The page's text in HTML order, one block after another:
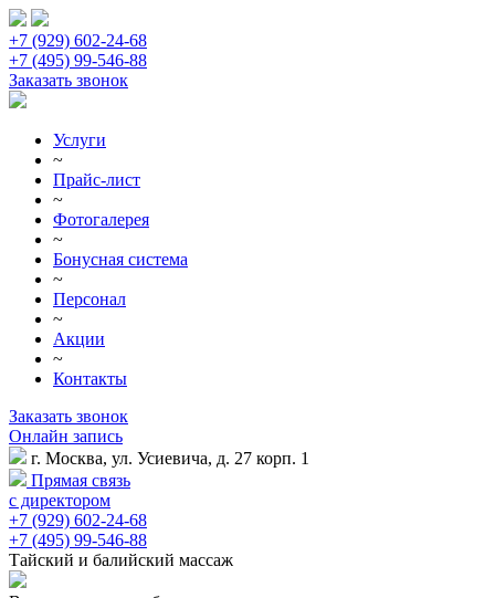
+7 (929) 602-24-68
+7 (495) 99-546-88
Заказать звонок
Услуги
~
Прайс-лист
~
Фотогалерея
~
Бонусная система
~
Персонал
~
Акции
~
Контакты
Заказать звонок
Онлайн запись
г. Москва, ул. Усиевича, д. 27 корп. 1
Прямая связь
с директором
+7 (929) 602-24-68
+7 (495) 99-546-88
Тайский и балийский массаж